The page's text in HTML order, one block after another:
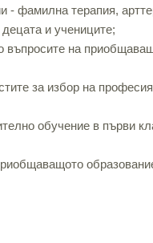
- фамилна терапия,
и учениците;
въпросите на
за избор на
обучение в първи